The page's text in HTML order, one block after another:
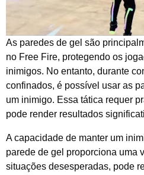
As paredes de gel são
no Free Fire, protegendo os
inimigos. No entanto, durante
confinados, é possível usar as
um inimigo. Essa tática requer
pode render resultados
A capacidade de manter um
parede de gel proporciona uma
situações desesperadas, pode